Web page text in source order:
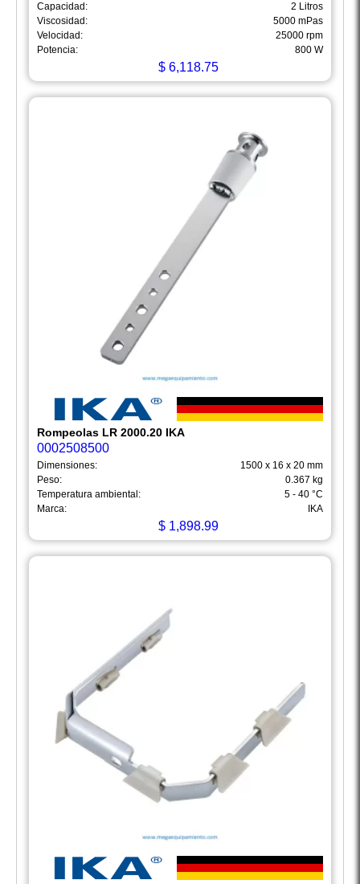
Capacidad:
2 Litros
Viscosidad:
5000 mPas
Velocidad:
25000 rpm
Potencia:
800 W
$6,118.75
Rompeolas LR 2000.20 IKA
0002508500
Dimensiones:
1500 x 16 x 20 mm
Peso:
0.367 kg
Temperatura ambiental:
5 - 40 °C
Marca:
IKA
$1,898.99